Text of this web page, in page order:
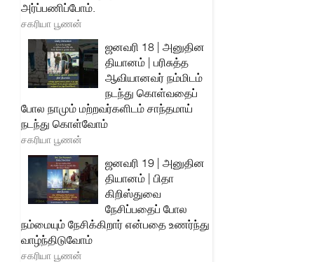
அர்ப்பணிப்போம்.
சகரியா பூணன்
ஜனவரி 18 | அனுதின
தியானம் | பரிசுத்த
ஆவியானவர் நம்மிடம்
நடந்து கொள்வதைப்
போல நாமும் மற்றவர்களிடம் சாந்தமாய்
நடந்து கொள்வோம்
சகரியா பூணன்
ஜனவரி 19 | அனுதின
தியானம் | பிதா
கிறிஸ்துவை
நேசிப்பதைப் போல
நம்மையும் நேசிக்கிறார் என்பதை உணர்ந்து
வாழ்ந்திடுவோம்
சகரியா பூணன்